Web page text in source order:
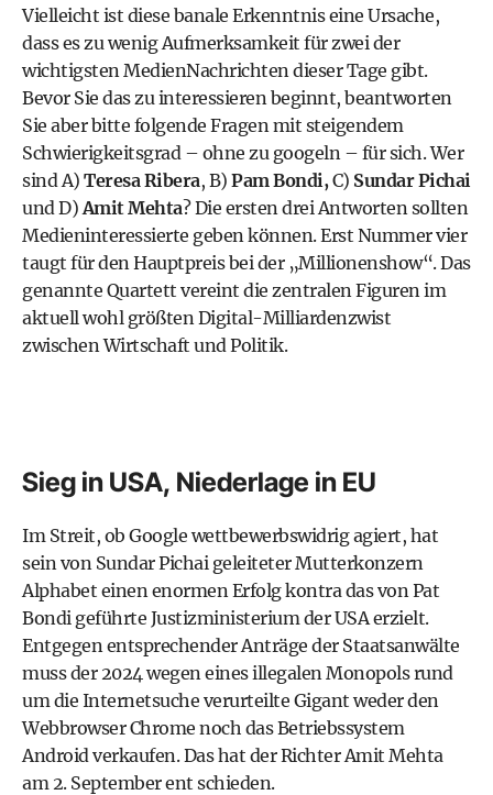
Vielleicht ist diese banale Erkenntnis eine Ursache,
dass es zu wenig Aufmerksamkeit für zwei der
wichtigsten MedienNachrichten dieser Tage gibt.
Bevor Sie das zu interessieren beginnt, beantworten
Sie aber bitte folgende Fragen mit steigendem
Schwierigkeitsgrad – ohne zu googeln – für sich. Wer
sind A) Teresa Ribera, B) Pam Bondi,C) Sundar Pichai
und D)Amit Mehta? Die ersten drei Antworten sollten
Medieninteressierte geben können. Erst Nummer vier
taugt für den Hauptpreis bei der „Millionenshow“. Das
genannte Quartett vereint die zentralen Figuren im
aktuell wohl größten Digital-Milliardenzwist
zwischen Wirtschaft und Politik.
Sieg in USA, Niederlage in EU
Im Streit, ob Google wettbewerbswidrig agiert, hat
sein von Sundar Pichai geleiteter Mutterkonzern
Alphabet einen enormen Erfolg kontra das von Pat
Bondi geführte Justizministerium der USA erzielt.
Entgegen entsprechender Anträge der Staatsanwälte
muss der 2024 wegen eines illegalen Monopols rund
um die Internetsuche verurteilte Gigant weder den
Webbrowser Chrome noch das Betriebssystem
Android verkaufen. Das hat der Richter Amit Mehta
am 2. September ent schieden.